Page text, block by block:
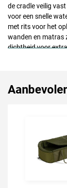
de cradle veilig
voor een snelle
met rits voor het
wanden en matras
dichtheid voor
opvouwbaar en